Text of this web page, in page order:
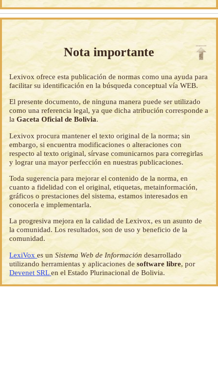
Nota importante
Lexivox ofrece esta publicación de normas como una ayuda para
facilitar su identificación en la búsqueda conceptual vía WEB.
El presente documento, de ninguna manera puede ser utilizado
como una referencia legal, ya que dicha atribución corresponde a
laGaceta Oficial de Bolivia.
Lexivox procura mantener el texto original de la norma; sin
embargo, si encuentra modificaciones o alteraciones con
respecto al texto original, sírvase comunicarnos para corregirlas
y lograr una mayor perfección en nuestras publicaciones.
Toda sugerencia para mejorar el contenido de la norma, en
cuanto a fidelidad con el original, etiquetas, metainformación,
gráficos o prestaciones del sistema, estamos interesados en
conocerla e implementarla.
La progresiva mejora en la calidad de Lexivox, es un asunto de
la comunidad. Los resultados, son de uso y beneficio de la
comunidad.
LexiVoxes unSistema Web de Información desarrollado
utilizando herramientas y aplicaciones desoftware libre, por
Devenet SRLen el Estado Plurinacional de Bolivia.